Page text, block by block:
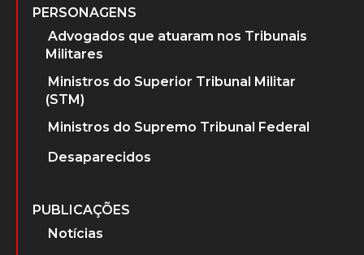
PERSONAGENS
Advogados que atuaram nos Tribunais
Militares
Ministros do Superior Tribunal Militar
(STM)
Ministros do Supremo Tribunal Federal
Desaparecidos
PUBLICAÇÕES
Notícias